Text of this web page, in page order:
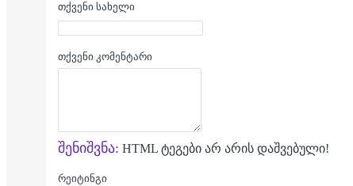
თქვენი სახელი
თქვენი კომენტარი
შენიშვნა: HTML ტეგები არ არის დაშვებული!
რეიტინგი